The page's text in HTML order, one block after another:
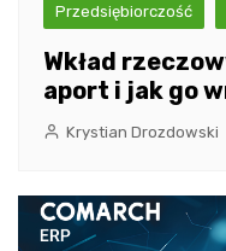
Przedsiębiorczość
Wkład
aport i jak go
Krystian Drozdowski